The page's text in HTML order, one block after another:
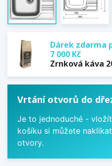
Dárek zdarma
7 000 Kč
Zrnková káva
Vrtání otvorů do
Je to jednoduché -
košíku si můžete
otvory.